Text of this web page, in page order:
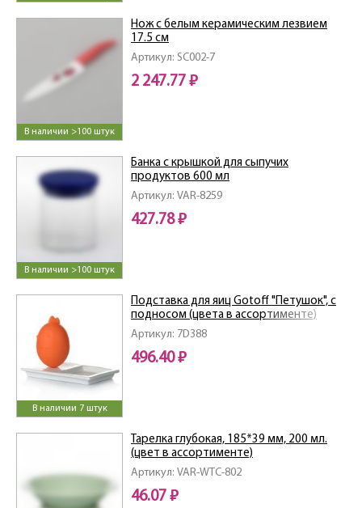
В наличии >100 штук
Артикул: SC002-7
Нож с белым керамическим лезвием
17.5 см
2 247.77 ₽
В наличии >100 штук
Артикул: VAR-8259
Банка с крышкой для сыпучих
продуктов 600 мл
427.78 ₽
В наличии 7 штук
Артикул: 7D388
Подставка для яиц Gotoff "Петушок", с
подносом (цвета в ассортименте)
496.40 ₽
Артикул: VAR-WTC-802
Тарелка глубокая, 185*39 мм, 200 мл.
(цвет в ассортименте)
46.07 ₽